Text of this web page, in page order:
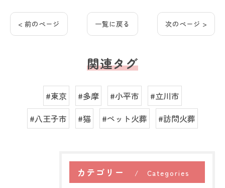
< 前のページ 一覧に戻る 次のページ >
関連タグ
#東京 #多摩 #小平市
#立川市
#八王子市
#猫 #ペット火葬 #訪問火葬
カテゴリー Categories